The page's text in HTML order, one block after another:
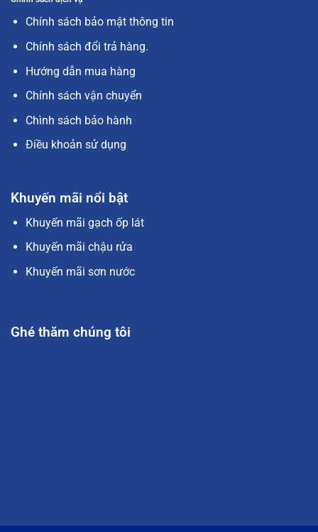
Chính sách bảo mật thông tin
Chính sách đổi trả hàng.
Hướng dẫn mua hàng
Chính sách vận chuyển
Chình sách bảo hành
Điều khoản sử dụng
Khuyến mãi nổi bật
Khuyến mãi gạch ốp lát
Khuyến mãi chậu rửa
Khuyến mãi sơn nước
Ghé thăm chúng tôi